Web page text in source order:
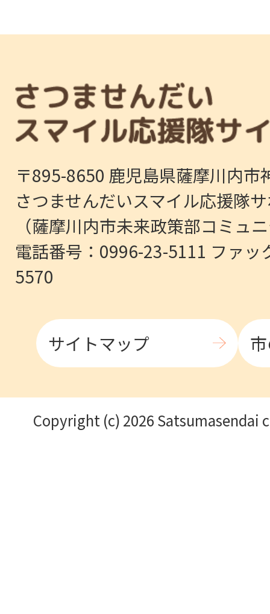
〒895-8650 鹿児島県薩摩川内市
さつませんだいスマイル応援隊
（薩摩川内市未来政策部コミュ
電話番号：0996-23-5111 ファッ
5570
サイトマップ
Copyright (c) 2026 Satsumasendai